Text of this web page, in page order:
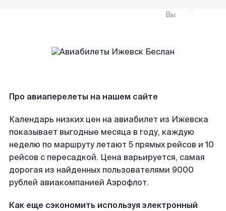
Вы
Про авиаперелеты на нашем сайте
Календарь низких цен на авиабилет из Ижевска
показывает выгодные месяца в году, каждую
неделю по маршруту летают 5 прямых рейсов и 10
рейсов с пересадкой. Цена варьируется, самая
дорогая из найденных пользователями 9000
рублей авиакомпанией Аэрофлот.
Как еще сэкономить используя электронный